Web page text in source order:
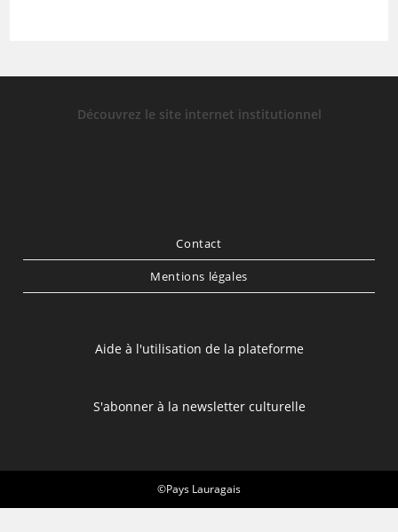
Découvrez le site internet institutionnel
Contact
Mentions légales
Aide à l'utilisation de la plateforme
S'abonner à la newsletter culturelle
©Pays Lauragais